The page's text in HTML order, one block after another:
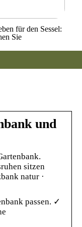
für den Sessel:
Sie
und
sitzen
natur ·
passen. ✓